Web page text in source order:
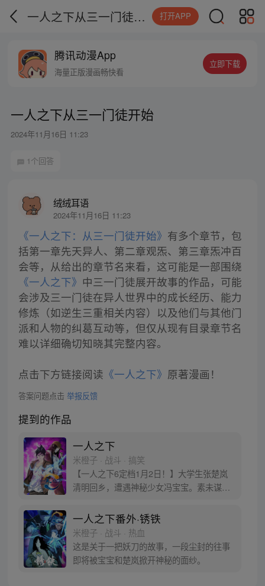
一人之下从三一门徒开始 打开APP
腾讯动漫App
海量正版漫画畅快看
立即下载
一人之下从三一门徒开始
2024年11月16日 11:23
1个回答
绒绒耳语
2024年11月16日 11:23
《一人之下：从三一门徒开始》 有多个章节，包
括第一章先天异人、第二章观炁、第三章炁冲百
会等，从给出的章节名来看，这可能是一部围绕
《一人之下》 中三一门徒展开故事的作品，可能
会涉及三一门徒在异人世界中的成长经历、能力
修炼（如逆生三重相关内容）以及他们与其他门
派和人物的纠葛互动等，但仅从现有目录章节名
难以详细确切知晓其完整内容。
点击下方链接阅读 《一人之下》 原著漫画！
答案问题点击 举报反馈
提到的作品
一人之下
米橙子 · 战斗 · 搞笑
【一人之下6定档1月2日！】大学生张楚岚
清明回乡，遭遇神秘少女冯宝宝。素未谋面
自己打工的快递公司。为了帮冯宝宝寻找她
的身世，也为了查清自己与爷爷身上的秘
密，张楚岚的生活被彻底颠覆，与冯宝宝一
同踏上“异人”之旅。
一人之下番外·锈铁
米橙子 · 战斗 · 热血
这是关于一把妖刀的故事，一段尘封的往事
即将被宝宝和楚岚掀开神秘的面纱。